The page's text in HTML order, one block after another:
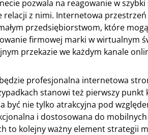
pozwala na reagowanie w
relacji z nimi. Internetowa
przedsiębiorstwom, które
firmowej marki w wirtualnym
przekazie we każdym kanale
profesjonalna internetowa
stanowi też pierwszy
być nie tylko atrakcyjna pod
i dostosowana do
to kolejny ważny element strategii